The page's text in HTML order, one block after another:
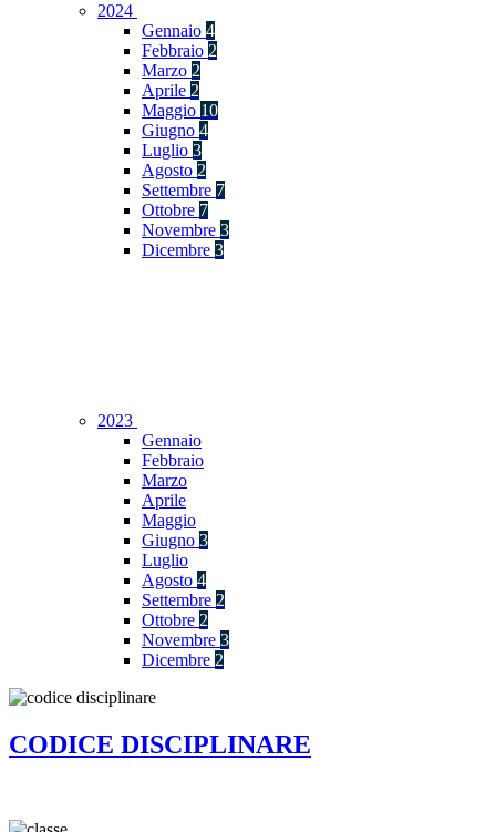
2024
Gennaio 4
Febbraio 2
Marzo 2
Aprile 2
Maggio 10
Giugno 4
Luglio 3
Agosto 2
Settembre 7
Ottobre 7
Novembre 3
Dicembre 3
2023
Gennaio
Febbraio
Marzo
Aprile
Maggio
Giugno 3
Luglio
Agosto 4
Settembre 2
Ottobre 2
Novembre 3
Dicembre 2
CODICE DISCIPLINARE